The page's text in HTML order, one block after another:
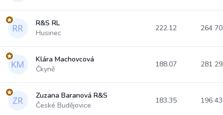
R&S RL
Husinec
222.12 264
Klára Machovcová
Čkyně
188.07 281
Zuzana Baranová R&S
České Budějovice
183.35 196